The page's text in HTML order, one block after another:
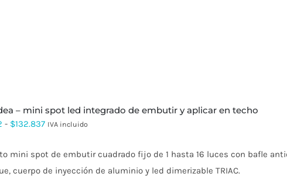
– mini spot led integrado de embutir y aplicar en techo
- $132.837Rango
precios:
desde
IVA incluido
mini spot de embutir cuadrado fijo de 1 hasta 16 luces con bafle
cuerpo de inyección de aluminio y led dimerizable TRIAC.